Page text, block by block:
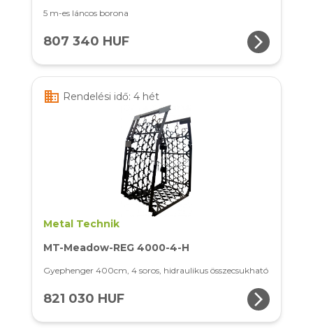
5 m-es láncos borona
807 340 HUF arrow_forward_ios
business Rendelési idő: 4 hét
Metal Technik
MT-Meadow-REG 4000-4-H
Gyephenger 400cm, 4 soros, hidraulikus összecsukható
821 030 HUF arrow_forward_ios